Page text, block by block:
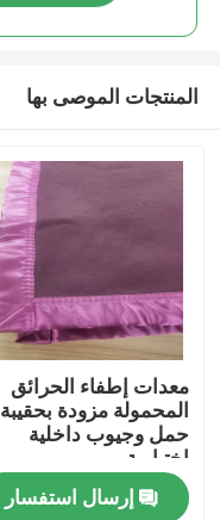
المنزل
المنتجات الموصى بها
معدات إطفاء الحرائق
المحمولة مزودة بحقيبة
حمل وجيوب داخلية
اختيارية
إرسال استفسار